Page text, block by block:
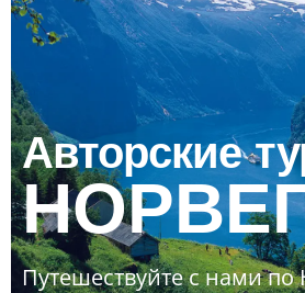
Авторские
Путешествуйте с нами по